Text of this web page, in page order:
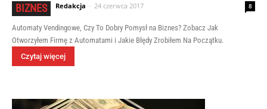
BIZNES Redakcja - 24 czerwca 2017 8
Automaty Vendingowe, Czy To Dobry Pomysł na Biznes? Zobacz Jak
Otworzyłem Firmę z Automatami i Jakie Błędy Zrobiłem Na Początku.
Czytaj więcej